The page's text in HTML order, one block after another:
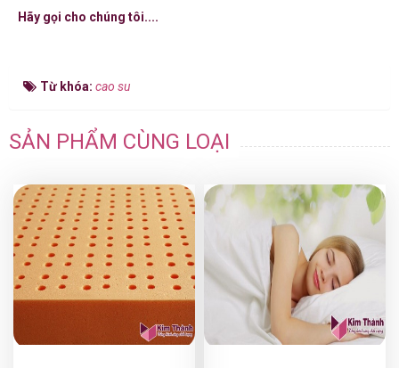
Hãy gọi cho chúng tôi....
Từ khóa: cao su
SẢN PHẨM CÙNG LOẠI